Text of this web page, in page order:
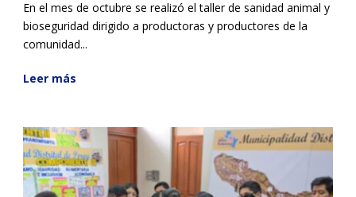
En el mes de octubre se realizó el taller de sanidad animal y
bioseguridad dirigido a productoras y productores de la
comunidad...
Leer más